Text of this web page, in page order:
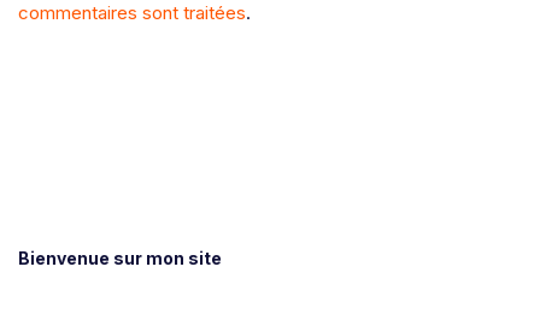
commentaires sont traitées.
Bienvenue sur mon site